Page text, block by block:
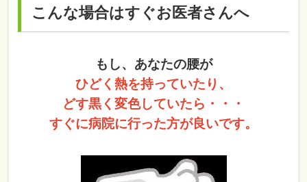
こんな場合はすぐお医者さんへ
もし、あなたの腰が
ひどく熱を持っていたり、
どす黒く変色していたら・・・
すぐに病院に行った方が良いです。